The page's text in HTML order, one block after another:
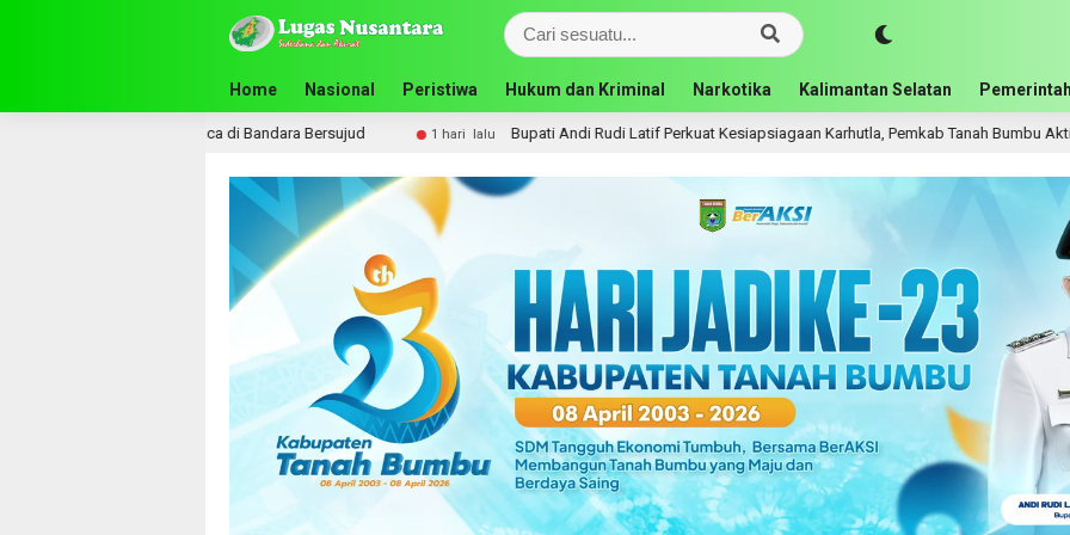
Home Nasional Peristiwa Hukum dan Kriminal Narkotika Kalimantan Selatan
Gelar Lapak Baca di Bandara Bersujud 1 hari lalu Bupati Andi Rudi Latif Perkuat Kesiapsiagaan Karhutla, Pemkab Tanah Bumbu Aktifkan Posko